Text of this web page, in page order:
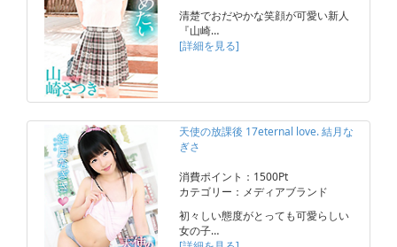
清楚でおだやかな笑顔が可愛い新人
『山崎…
[詳細を見る]
天使の放課後 17eternal love. 結月な
ぎさ
消費ポイント：1500Pt
カテゴリー：メディアブランド
初々しい態度がとっても可愛らしい
女の子…